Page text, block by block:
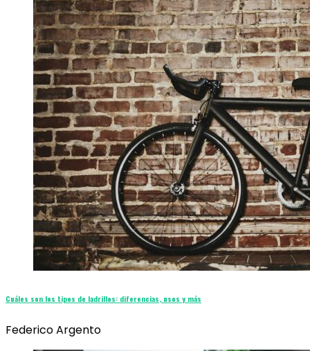
Cuáles son los tipos de ladrillos: diferencias, usos y más
Federico Argento